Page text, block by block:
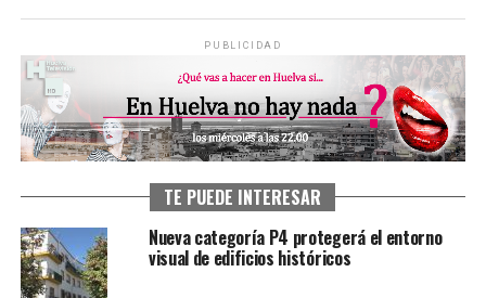
PUBLICIDAD
TE PUEDE INTERESAR
Nueva categoría P4 protegerá el entorno
visual de edificios históricos